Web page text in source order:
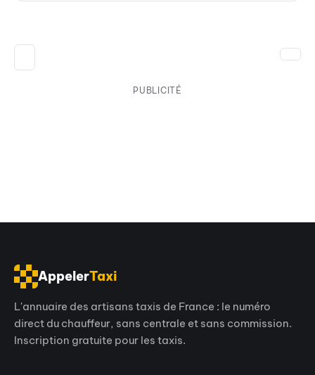
PUBLICITÉ
AppelerTaxi
L'annuaire des artisans taxis de France : le numéro
direct du chauffeur, sans centrale et sans commission.
Inscription gratuite pour les taxis.